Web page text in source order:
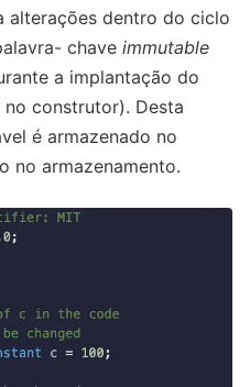
alterações dentro do ciclo
chave immutable
a implantação do
construtor). Desta
é armazenado no
no armazenamento.